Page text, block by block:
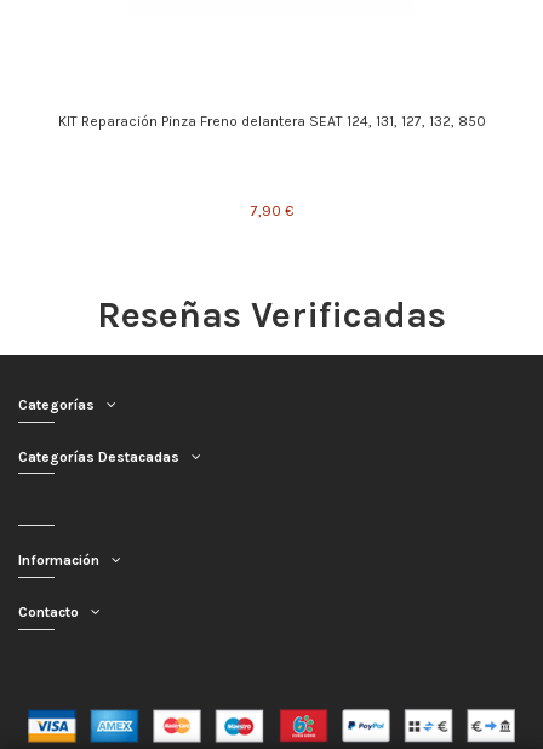
KIT Reparación Pinza Freno delantera SEAT 124, 131, 127, 132, 850
7,90 €
Reseñas Verificadas
Categorías
Categorías Destacadas
Información
Contacto